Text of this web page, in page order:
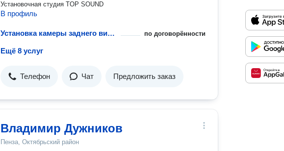
Установочная студия TOP SOUND
В профиль
Установка камеры заднего вида на автомобиль по договорённости
Ещё 8 услуг
Телефон Чат Предложить заказ
Владимир Дужников
Пенза, Октябрьский район